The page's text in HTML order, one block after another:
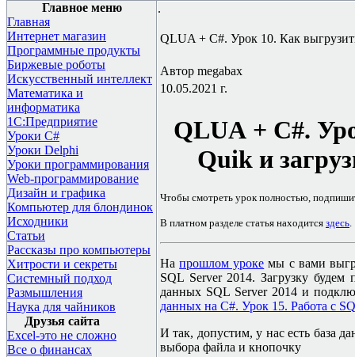
Главное меню
Главная
Интернет магазин
Программные продукты
Биржевые роботы
Искусственный интеллект
Математика и
информатика
1С:Предприятие
Уроки C#
Уроки Delphi
Уроки программирования
Web-программирование
Дизайн и графика
Компьютер для блондинок
Исходники
Статьи
Рассказы про компьютеры
Хитрости и секреты
Системный подход
Размышления
Наука для чайников
Друзья сайта
Excel-это не сложно
Все о финансах
.
QLUA + C#. Урок 10. Как
Автор megabax
10.05.2021 г.
QLUA + C#.
Quikи
Чтобы смотреть урок полностью,
В платном разделе статья находится здесь
Напрошлом уроке мы с вами
SQL Server 2014.Загрузку будем
данных SQL Server 2014 и
данных на C#. Урок 15. Работа с
И так, допустим, у нас есть база
выбора файла и кнопочку